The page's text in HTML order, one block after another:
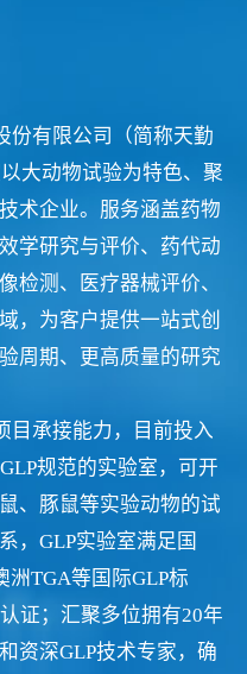
份有限公司（简称天勤
大动物试验为特色、聚
术企业。服务涵盖药物
学研究与评价、药代动
检测、医疗器械评价、
，为客户提供一站式创
周期、更高质量的研究
目承接能力，目前投入
规范的实验室，可开
、豚鼠等实验动物的试
，GLP实验室满足国
洲TGA等国际GLP标
证；汇聚多位拥有20年
资深GLP技术专家，确